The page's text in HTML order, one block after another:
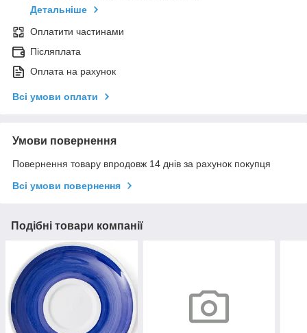
Детальніше
Оплатити частинами
Післяплата
Оплата на рахунок
Всі умови оплати
Умови повернення
Повернення товару впродовж 14 днів за рахунок покупця
Всі умови повернення
Подібні товари компанії